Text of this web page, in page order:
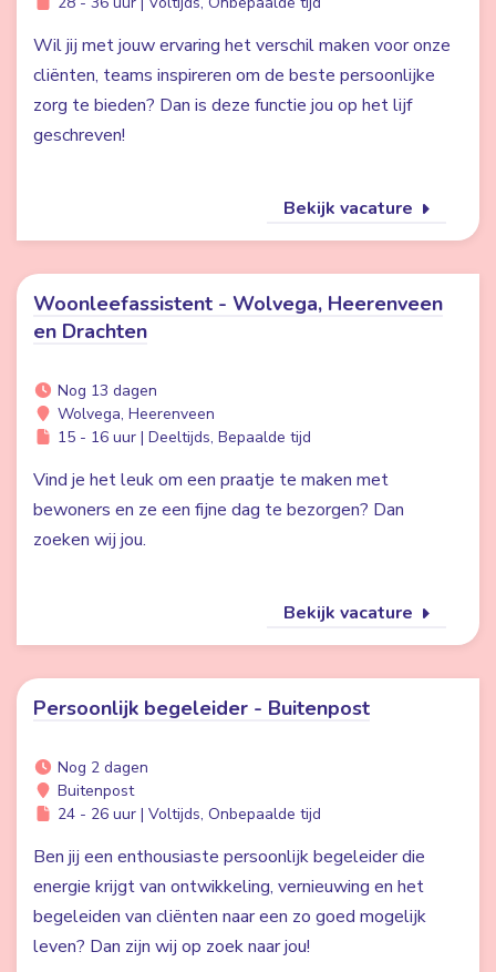
Wil jij met jouw ervaring het verschil maken voor onze
cliënten, teams inspireren om de beste persoonlijke
zorg te bieden? Dan is deze functie jou op het lijf
geschreven!
Bekijk vacature
Woonleefassistent - Wolvega, Heerenveen
en Drachten
Nog 13 dagen
Wolvega, Heerenveen
15 - 16 uur | Deeltijds, Bepaalde tijd
Vind je het leuk om een praatje te maken met
bewoners en ze een fijne dag te bezorgen? Dan
zoeken wij jou.
Bekijk vacature
Persoonlijk begeleider - Buitenpost
Nog 2 dagen
Buitenpost
24 - 26 uur | Voltijds, Onbepaalde tijd
Ben jij een enthousiaste persoonlijk begeleider die
energie krijgt van ontwikkeling, vernieuwing en het
begeleiden van cliënten naar een zo goed mogelijk
leven? Dan zijn wij op zoek naar jou!